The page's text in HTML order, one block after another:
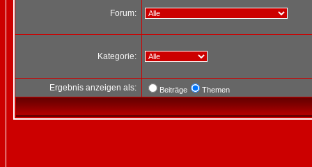
Forum:
Kategorie:
Ergebnis anzeigen als: Beiträge Themen